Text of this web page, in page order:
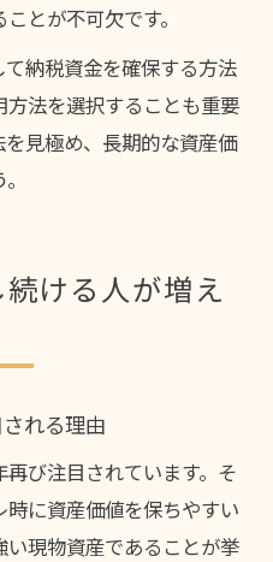
とが不可欠です。
納税資金を確保する方法
法を選択することも重要
見極め、長期的な資産価
ける人が増え
れる理由
び注目されています。そ
に資産価値を保ちやすい
現物資産であることが挙